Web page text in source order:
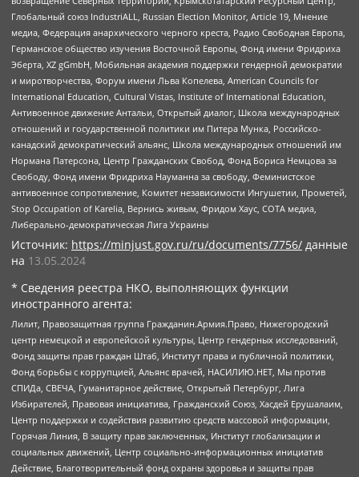
Глобальный союз IndustriALL, Russian Election Monitor, Article 19, Мнение
медиа, Федерация анархического черного креста, Радио Свободная Европа,
Германское общество изучения Восточной Европы, Фонд имени Фридриха
Эберта, XZ gGmbH, Мобильная академия поддержки гендерной демократии
и миротворчества, Форум имени Льва Копелева, American Councils for
International Education, Cultural Vistas, Institute of International Education,
Антивоенное движение Антальи, Открытый диалог, Школа международных
отношений и государственной политики им Питера Мунка, Российско-
канадский демократический альянс, Школа международных отношений им
Нормана Патерсона, Центр Гражданских Свобод, Фонд Бориса Немцова за
Свободу, Фонд имени Фридриха Науманна за свободу, Феминистское
антивоенное сопротивление, Комитет независимости Ингушетии, Прометей,
Stop Occupation of Karelia, Вернись живым, Фридом Хаус, СОТА медиа,
Либерально-демократическая Лига Украины
Источник: https://minjust.gov.ru/ru/documents/7756/ данные
на 13.05.2024
* Сведения реестра НКО, выполняющих функции
иностранного агента:
Лилит, Правозащитная группа Гражданин.Армия.Право, Нижегородский
центр немецкой и европейской культуры, Центр гендерных исследований,
Фонд защиты прав граждан Штаб, Институт права и публичной политики,
Фонд борьбы с коррупцией, Альянс врачей, НАСИЛИЮ.НЕТ, Мы против
СПИДа, СВЕЧА, Гуманитарное действие, Открытый Петербург, Лига
Избирателей, Правовая инициатива, Гражданский Союз, Хасдей Ерушалаим,
Центр поддержки и содействия развитию средств массовой информации,
Горячая Линия, В защиту прав заключенных, Институт глобализации и
социальных движений, Центр социально-информационных инициатив
Действие, Благотворительный фонд охраны здоровья и защиты прав